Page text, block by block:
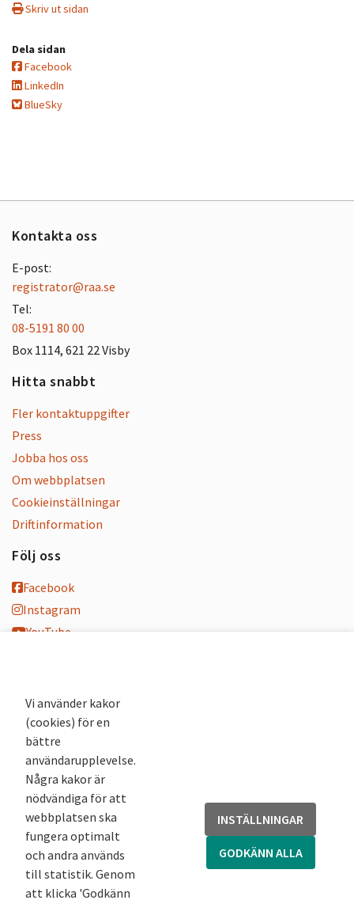
Skriv ut sidan
Dela sidan
Facebook
LinkedIn
BlueSky
Kontakta oss
E-post:
registrator@raa.se
Tel:
08-5191 80 00
Box 1114, 621 22 Visby
Hitta snabbt
Fler kontaktuppgifter
Press
Jobba hos oss
Om webbplatsen
Cookieinställningar
Driftinformation
Följ oss
Facebook
Instagram
YouTube
Nyhetsbrev
Andra webbplatser
Arkivsök
Fornsök
Fornreg
Bebyggelseregistret
Runor
Kringla
Vi använder kakor
(cookies) för en
bättre
användarupplevelse.
Några kakor är
nödvändiga för att
webbplatsen ska
fungera optimalt
och andra används
till statistik. Genom
att klicka 'Godkänn
INSTÄLLNINGAR
GODKÄNN ALLA